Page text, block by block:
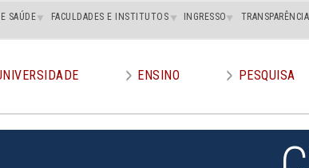
SAÚDE FACULDADES E INSTITUTOS INGRESSO
ENSINO PESQUISA